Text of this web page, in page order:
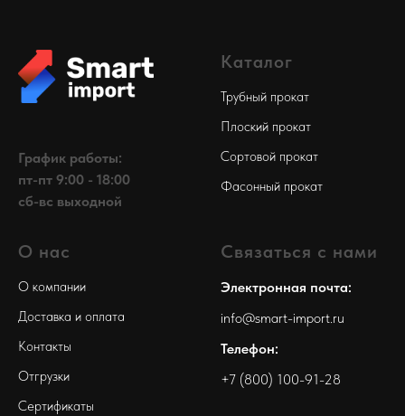
График работы:
пт-пт 9:00 - 18:00
сб-вс выходной
Каталог
Трубный прокат
Плоский прокат
Сортовой прокат
Фасонный прокат
О нас
О компании
Доставка и оплата
Контакты
Отгрузки
Сертификаты
Связаться с нами
Электронная почта:
info@smart-import.ru
Телефон:
+7 (800) 100-91-28